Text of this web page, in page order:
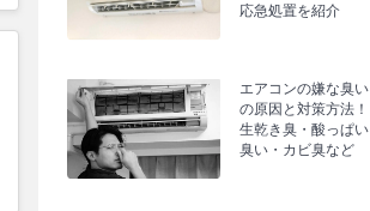
応急処置を紹介
エアコンの嫌な臭い
の原因と対策方法！
生乾き臭・酸っぱい
臭い・カビ臭など